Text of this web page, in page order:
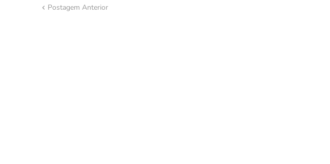
Postagem Anterior